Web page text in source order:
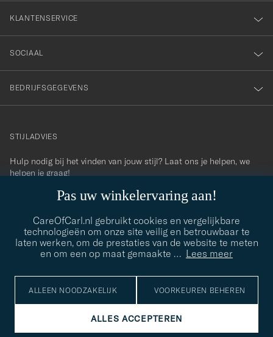
Pas uw winkelervaring aan!
CareOfCarl.nl gebruikt cookies en vergelijkbare
technologieën om onze site veilig en betrouwbaar te
laten werken, om de prestaties van de website te meten
en om een op maat gemaakte … Lees meer
ALLEEN NOODZAKELIJK VOORKEUREN BEHEREN
ALLES ACCEPTEREN
KLANTENSERVICE
SOCIAAL
BEDRIJFSGEGEVENS
contact@careofcarl.com
STIJLADVIES
Hulp nodig bij het vinden van jouw stijl? Laat ons je helpen, we
helpen je graag!
STIJLADVIES
© Care of Carl 2026